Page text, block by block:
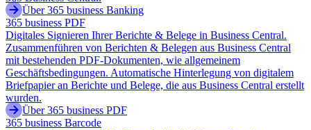
Über 365 business Banking
365 business PDF
Digitales Signieren Ihrer Berichte & Belege in Business Central.
Zusammenführen von Berichten & Belegen aus Business Central
mit bestehenden PDF-Dokumenten, wie allgemeinem
Geschäftsbedingungen. Automatische Hinterlegung von digitalem
Briefpapier an Berichte und Belege, die aus Business Central erstellt
wurden.
Über 365 business PDF
365 business Barcode